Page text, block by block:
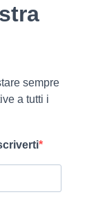
sempre
a tutti i